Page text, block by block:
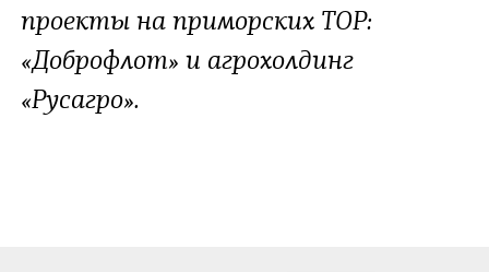
проекты на приморских ТОР:
«Доброфлот» и агрохолдинг
«Русагро».